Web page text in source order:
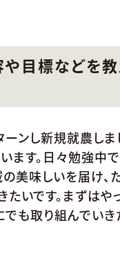
目標などを教
ンし新規就農しま
ます。日々勉強中で
美味しいを届け、
たいです。まずはや
でも取り組んでい